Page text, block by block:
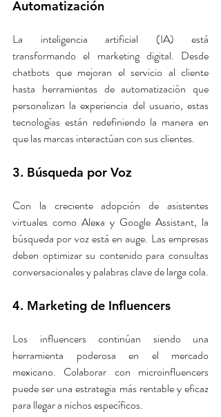
Automatización
La inteligencia artificial (IA) está
transformando el marketing digital. Desde
chatbots que mejoran el servicio al cliente
hasta herramientas de automatización que
personalizan la experiencia del usuario, estas
tecnologías están redefiniendo la manera en
que las marcas interactúan con sus clientes.
3. Búsqueda por Voz
Con la creciente adopción de asistentes
virtuales como Alexa y Google Assistant, la
búsqueda por voz está en auge. Las empresas
deben optimizar su contenido para consultas
conversacionales y palabras clave de larga cola.
4. Marketing de Influencers
Los influencers continúan siendo una
herramienta poderosa en el mercado
mexicano. Colaborar con microinfluencers
puede ser una estrategia más rentable y eficaz
para llegar a nichos específicos.